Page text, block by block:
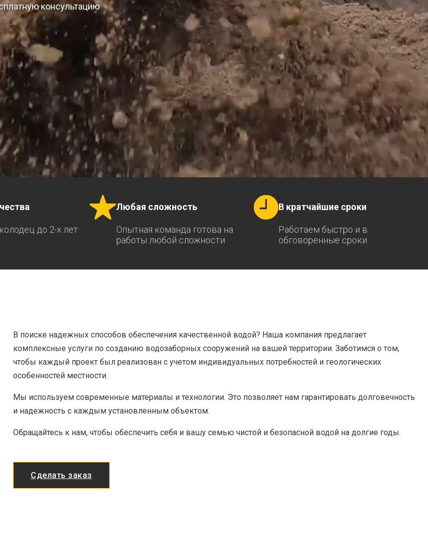
консультацию
до 2-х лет
Любая сложность
Опытная команда готова на
работы любой сложности
В кратчайшие сроки
Работаем быстро и в
обговоренные сроки
В поиске надежных способов обеспечения качественной водой? Наша компания предлагает
комплексные услуги по созданию водозаборных сооружений на вашей территории. Заботимся о том,
чтобы каждый проект был реализован с учетом индивидуальных потребностей и геологических
особенностей местности.
Мы используем современные материалы и технологии. Это позволяет нам гарантировать долговечность
и надежность с каждым установленным объектом.
Обращайтесь к нам, чтобы обеспечить себя и вашу семью чистой и безопасной водой на долгие годы.
Сделать заказ